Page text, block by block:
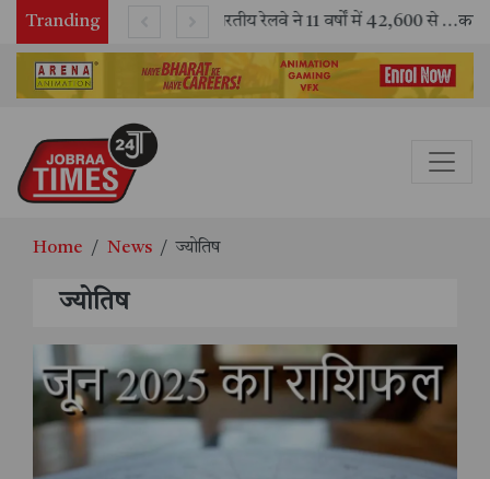
Tranding
पाकिस्तान में धड़केगा भारत का दिल : India's heart will beat in Pakistan भारतीय रेलवे ने 11 वर्षों में 42,600 से अधिक एलएचबी कोचों का निर्माण कर आधुनिक रेल यात्रा को और सुरक्षित बनाया
Home News ज्योतिष
ज्योतिष